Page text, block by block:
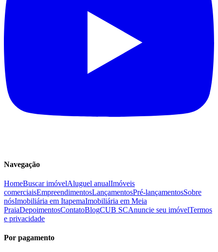
Navegação
HomeBuscar imóvelAluguel anualImóveis
comerciaisEmpreendimentosLançamentosPré-lançamentosSobre
nósImobiliária em ItapemaImobiliária em Meia
PraiaDepoimentosContatoBlogCUB SCAnuncie seu imóvelTermos
e privacidade
Por pagamento